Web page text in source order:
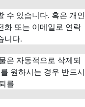
수 있습니다. 혹은 개인
화 또는 이메일로 연락
니다.
은 자동적으로 삭제되
원하시는 경우 반드시
를